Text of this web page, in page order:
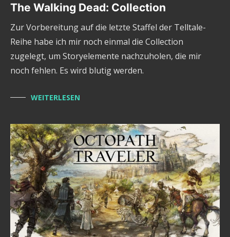
The Walking Dead: Collection
Zur Vorbereitung auf die letzte Staffel der Telltale-
Reihe habe ich mir noch einmal die Collection
zugelegt, um Storyelemente nachzuholen, die mir
noch fehlen. Es wird blutig werden.
WEITERLESEN